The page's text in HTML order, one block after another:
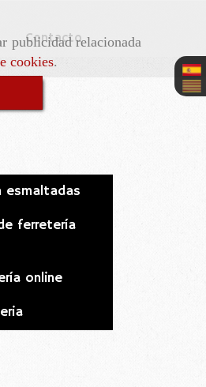
publicidad relacionada
cookies.
Contacto
esmaltadas
ferretería
online